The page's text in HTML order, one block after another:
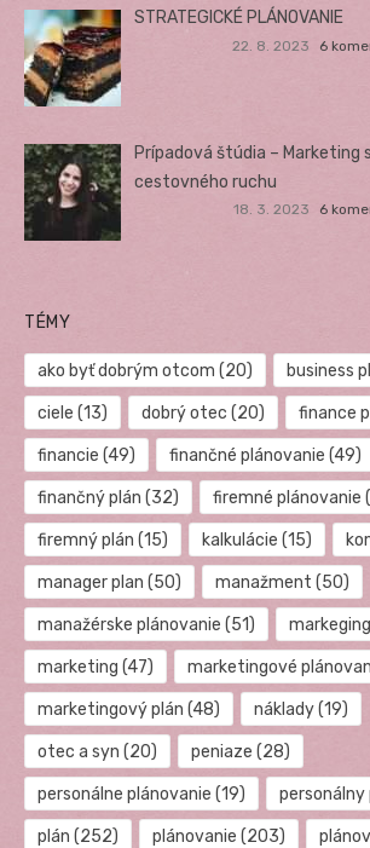
STRATEGICKÉ PLÁNOVANIE
22. 8. 2023 6
Prípadová štúdia – Marketing
cestovného ruchu
18. 3. 2023 6
TÉMY
ako byť dobrým otcom (20) business
ciele (13) dobrý otec (20) finance
financie (49) finančné plánovanie (49)
finančný plán (32) firemné plánovanie
firemný plán (15) kalkulácie (15)
manager plan (50) manažment (50)
manažérske plánovanie (51)
marketing (47) marketingové
marketingový plán (48) náklady(19)
otec a syn (20) peniaze (28)
personálne plánovanie (19) personálny
plán (252) plánovanie (203)